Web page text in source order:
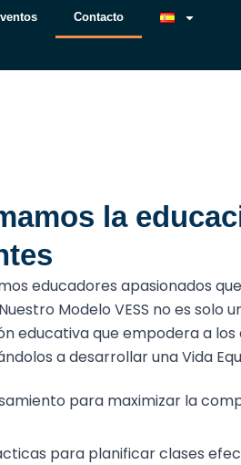
Contacto
la
educadores apasionados
Modelo VESS no es solo
educativa que empodera a los
a desarrollar una Vida
para maximizar la
para planificar clases